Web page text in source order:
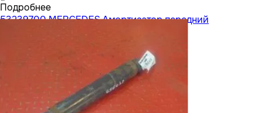
Подробнее
53239700 MERCEDES Амортизатор передний